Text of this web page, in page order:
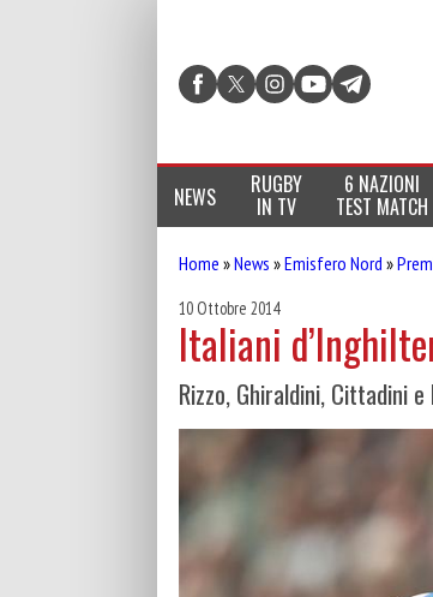
NEWS RUGBY
IN TV
6 NAZIONI
TEST MATCH
Home »News »Emisfero Nord »
10 Ottobre 2014
Italiani
Rizzo, Ghiraldini, Cittadini